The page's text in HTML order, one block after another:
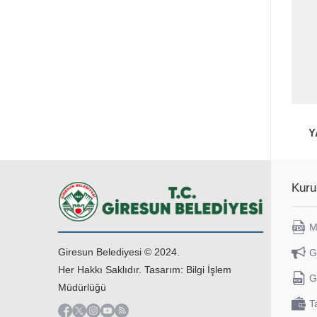
Giresun Belediyesi © 2024.
Her Hakkı Saklıdır. Tasarım: Bilgi İşlem
Müdürlüğü